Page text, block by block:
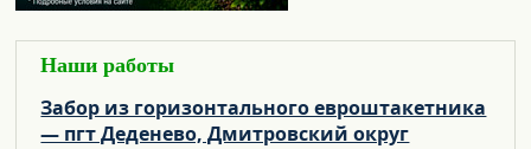
Наши работы
Забор из горизонтального евроштакетника
— пгт Деденево, Дмитровский округ